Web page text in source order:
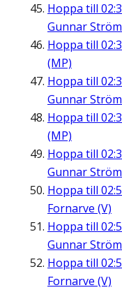
Hoppa till
Gunnar
Hoppa till
(MP)
Hoppa till
Gunnar
Hoppa till
(MP)
Hoppa till
Gunnar
Hoppa till
Fornarve (V)
Hoppa till
Gunnar
Hoppa till
Fornarve (V)